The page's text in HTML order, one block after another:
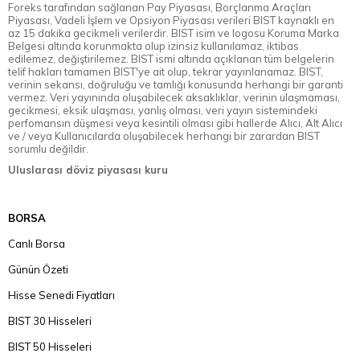
Foreks tarafından sağlanan Pay Piyasası, Borçlanma Araçları
Piyasası, Vadeli İşlem ve Opsiyon Piyasası verileri BIST kaynaklı en
az 15 dakika gecikmeli verilerdir. BIST isim ve logosu Koruma Marka
Belgesi altında korunmakta olup izinsiz kullanılamaz, iktibas
edilemez, değiştirilemez. BIST ismi altında açıklanan tüm belgelerin
telif hakları tamamen BIST'ye ait olup, tekrar yayınlanamaz. BIST,
verinin sekansı, doğruluğu ve tamlığı konusunda herhangi bir garanti
vermez. Veri yayınında oluşabilecek aksaklıklar, verinin ulaşmaması,
gecikmesi, eksik ulaşması, yanlış olması, veri yayın sistemindeki
perfomansın düşmesi veya kesintili olması gibi hallerde Alıcı, Alt Alıcı
ve / veya Kullanıcılarda oluşabilecek herhangi bir zarardan BIST
sorumlu değildir.
Uluslarası döviz piyasası kuru
BORSA
Canlı Borsa
Günün Özeti
Hisse Senedi Fiyatları
BIST 30 Hisseleri
BIST 50 Hisseleri